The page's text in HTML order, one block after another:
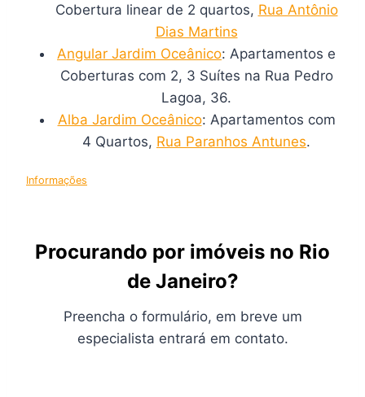
Cobertura linear de 2 quartos, Rua Antônio
Dias Martins
Angular Jardim Oceânico: Apartamentos e
Coberturas com 2, 3 Suítes na Rua Pedro
Lagoa, 36.
Alba Jardim Oceânico: Apartamentos com
4 Quartos, Rua Paranhos Antunes.
Informações
Procurando por imóveis no Rio
de Janeiro?
Preencha o formulário, em breve um
especialista entrará em contato.